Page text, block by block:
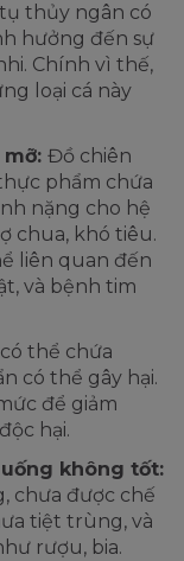
thủy ngân có
hưởng đến sự
Chính vì thế,
loại cá này
Đồ chiên
phẩm chứa
nặng cho hệ
chua, khó tiêu.
liên quan đến
và bệnh tim
thể chứa
có thể gây hại.
để giảm
hại.
không tốt:
chưa được chế
tiệt trùng, và
rượu, bia.